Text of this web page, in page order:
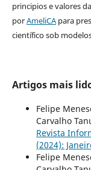
principios e valores
porAmeliCApara
científico sob
Artigos mais
Felipe
Carvalho
Revista
(2024):
Felipe